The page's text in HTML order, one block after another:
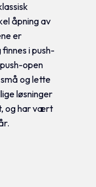
åpning av
er
i push-
open
og lette
løsninger
og har vært